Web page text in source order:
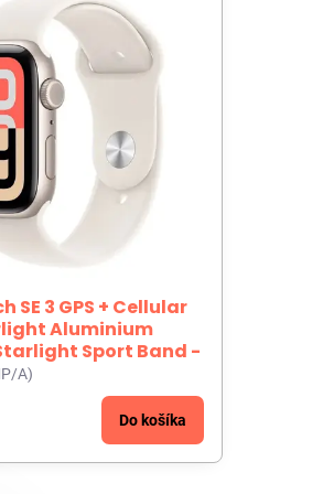
SE 3 GPS + Cellular
Aluminium
Sport Band -
A)
Do košíka